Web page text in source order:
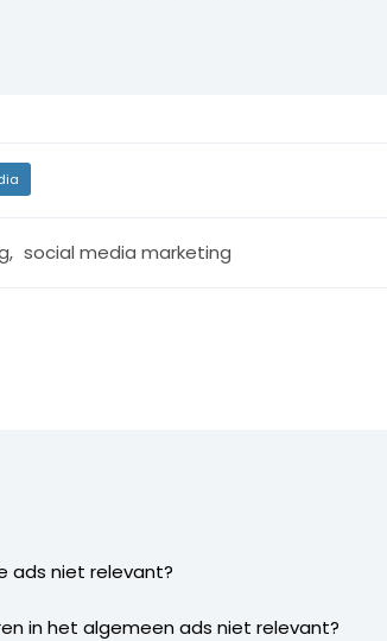
, social media marketing
ads niet relevant?
in het algemeen ads niet relevant?